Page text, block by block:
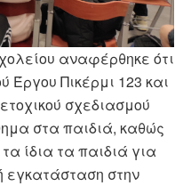
αναφέρθηκε ότι
Έργου Πικέρμι 123 και
σχεδιασμού
στα παιδιά, καθώς
ίδια τα παιδιά για
εγκατάσταση στην